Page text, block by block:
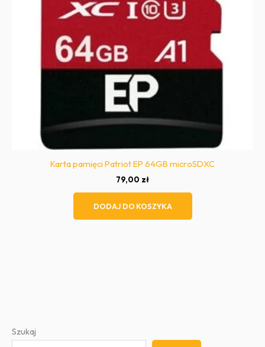
Szukaj
Karta pamięci Patriot EP 64GB microSDXC
79,00 zł
DODAJ DO KOSZYKA